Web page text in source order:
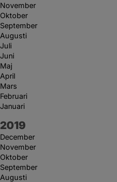
November
Oktober
September
Augusti
Juli
Juni
Maj
April
Mars
Februari
Januari
År:
2019
December
November
Oktober
September
Augusti